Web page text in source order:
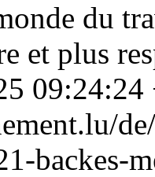
du
et plus
09:24:24
backes-